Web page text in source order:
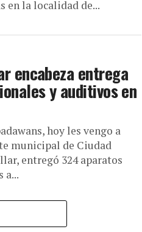
la localidad de...
encabeza entrega
y auditivos en
hoy les vengo a
municipal de Ciudad
entregó 324 aparatos
a...